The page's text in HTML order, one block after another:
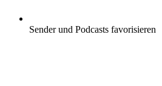
Sender und Podcasts favorisieren